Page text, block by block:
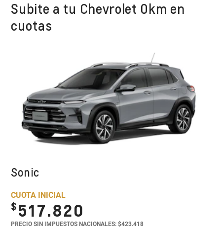
Subite a tu Chevrolet 0km en
cuotas
Sonic
CUOTA INICIAL
$517.820
PRECIO SIN IMPUESTOS NACIONALES: $423.418